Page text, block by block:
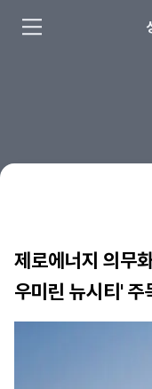
제로에너지 의무
우미린 뉴시티' 주